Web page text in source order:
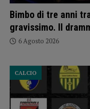
Bimbo di tre anni
gravissimo. Il
6 Agosto 2026
CALCIO